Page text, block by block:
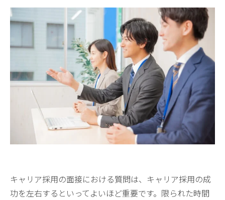
キャリア採用の面接における質問は、キャリア採用の成
功を左右するといってよいほど重要です。限られた時間